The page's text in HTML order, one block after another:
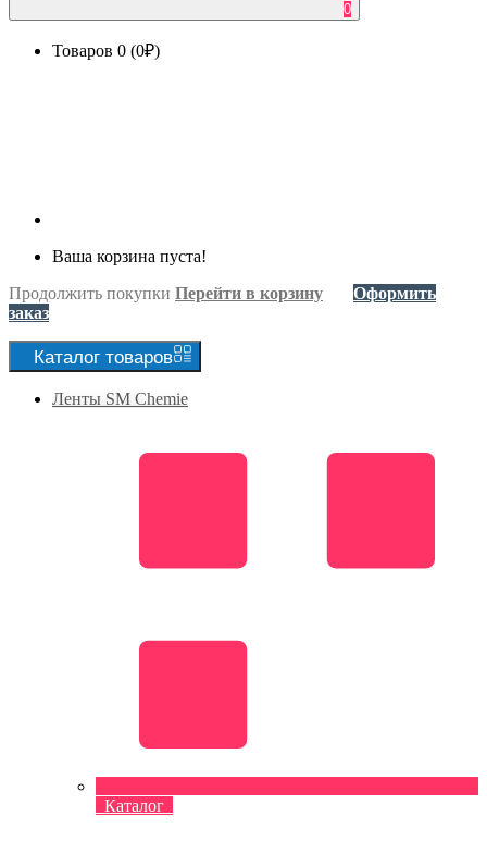
0
Товаров 0 (0₽)
Ваша корзина пуста!
Продолжить покупки Перейти в корзину
Оформить
заказ
Каталог товаров
Ленты SM Chemie
Каталог